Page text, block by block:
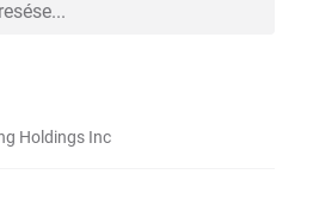
Holdings Inc